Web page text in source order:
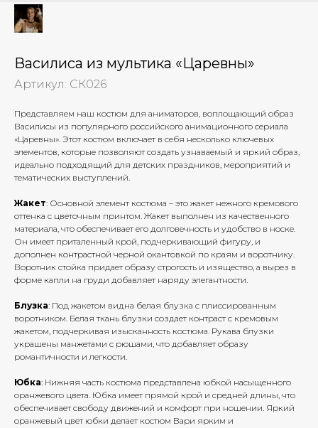
Василиса из мультика «Царевны»
Артикул: СК026
Представляем наш костюм для аниматоров, воплощающий образ
Василисы из популярного российского анимационного сериала
«Царевны». Этот костюм включает в себя несколько ключевых
элементов, которые позволяют создать узнаваемый и яркий образ,
идеально подходящий для детских праздников, мероприятий и
тематических выступлений.
Жакет: Основной элемент костюма – это жакет нежного кремового
оттенка с цветочным принтом. Жакет выполнен из качественного
материала, что обеспечивает его долговечность и удобство в носке.
Он имеет приталенный крой, подчеркивающий фигуру, и
дополнен контрастной черной окантовкой по краям и воротнику.
Воротник стойка придает образу строгость и изящество, а вырез в
форме капли на груди добавляет наряду элегантности.
Блузка: Под жакетом видна белая блузка с плиссированным
воротником. Белая ткань блузки создает контраст с кремовым
жакетом, подчеркивая изысканность костюма. Рукава блузки
украшены манжетами с рюшами, что добавляет образу
романтичности и легкости.
Юбка: Нижняя часть костюма представлена юбкой насыщенного
оранжевого цвета. Юбка имеет прямой крой и средней длины, что
обеспечивает свободу движений и комфорт при ношении. Яркий
оранжевый цвет юбки делает костюм Вари ярким и